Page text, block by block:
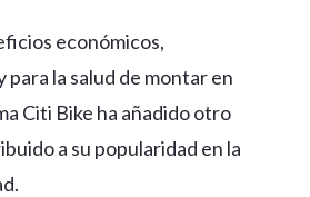
económicos,
para la salud de montar en
Citi Bike ha añadido otro
a su popularidad en la